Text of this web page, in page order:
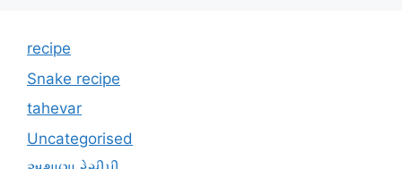
recipe
Snake recipe
tahevar
Uncategorised